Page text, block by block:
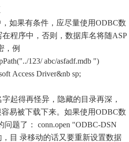
果有条件，应尽量使用ODBC数
程序中，否则，数据库名将随ASP
，例
123/ abc/asfadf.mdb ")
Access Driver&nb sp;
得再怪异，隐藏的目录再深，
易被下载下来。如果使用ODBC数
题了： conn.open "ODBC-DSN
目 录移动的话又要重新设置数据